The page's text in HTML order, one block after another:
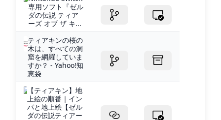
専用ソフト『ゼル
ダの伝説 ティア
ーズ オブ ザ キ...
ティアキンの桜の
木は、すべての洞
窟を網羅していま
すか？ - Yahoo!知
恵袋
【ティアキン】地
上絵の順番｜イン
パと地上絵【ゼル
ダの伝説ティアー